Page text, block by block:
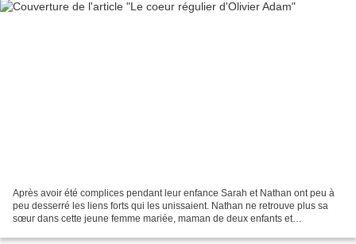
Après avoir été complices pendant leur enfance Sarah et Nathan ont peu à
peu desserré les liens forts qui les unissaient. Nathan ne retrouve plus sa
sœur dans cette jeune femme mariée, maman de deux enfants et